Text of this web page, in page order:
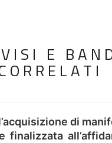
E
di
finalizzata